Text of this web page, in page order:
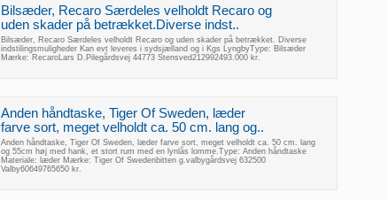
Bilsæder, Recaro Særdeles velholdt Recaro og
uden skader på betrækket.Diverse indst..
Bilsæder, Recaro Særdeles velholdt Recaro og uden skader på betrækket. Diverse
indstilingsmuligheder Kan evt leveres i sydsjælland og i Kgs LyngbyType: Bilsæder
Mærke: RecaroLars D.Pilegårdsvej 44773 Stensved212992493.000 kr.
Anden håndtaske, Tiger Of Sweden, læder
farve sort, meget velholdt ca. 50 cm. lang og..
Anden håndtaske, Tiger Of Sweden, læder farve sort, meget velholdt ca. 50 cm. lang
og 55cm høj med hank, et stort rum med en lynlås lomme.Type: Anden håndtaske
Materiale: læder Mærke: Tiger Of Swedenbitten g.valbygårdsvej 632500
Valby60649765650 kr.